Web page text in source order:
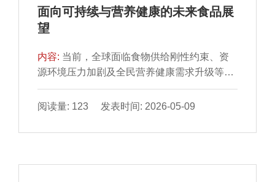
面向可持续与营养健康的未来食品展
望
内容: 当前，全球面临食物供给刚性约束、资
源环境压力加剧及全民营养健康需求升级等多
重挑战，迫切需要构建可持续与健康导向的现
代化食物体系。本文围绕“新型食物资源开发、
梳理未来食品领域的创新趋势：替代蛋白质、
给与营养强化开辟多元化新路径；合成生物
阅读量: 123 发表时间: 2026-05-09